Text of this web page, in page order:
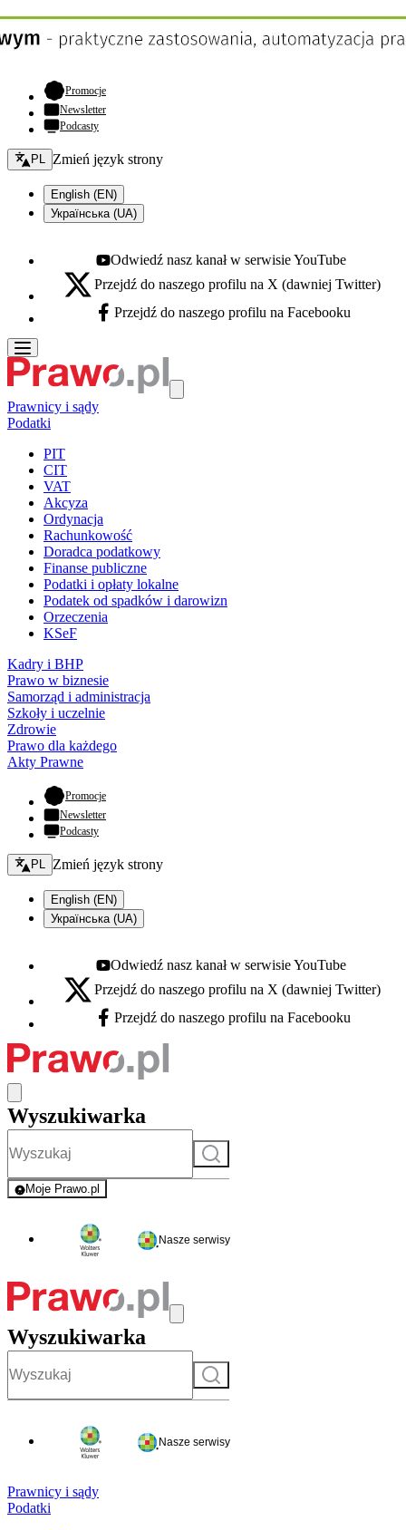
Promocje- otwiera się w nowej karcie
Newsletter
Podcasty
Zmień język - bieżący:
PL Zmień język strony
English (EN)
Українська (UA)
Youtube - otwiera się w nowej karcie
Odwiedź nasz kanał w serwisie YouTube
X - otwiera się w nowej karcie
Przejdź do naszego profilu na X (dawniej Twitter)
Facebook - otwiera się w nowej karcie
Przejdź do naszego profilu na Facebooku
Prawnicy i sądy
Podatki
PIT
CIT
VAT
Akcyza
Ordynacja
Rachunkowość
Doradca podatkowy
Finanse publiczne
Podatki i opłaty lokalne
Podatek od spadków i darowizn
Orzeczenia
KSeF
Kadry i BHP
Prawo w biznesie
Samorząd i administracja
Szkoły i uczelnie
Zdrowie
Prawo dla każdego
Akty Prawne
Promocje- otwiera się w nowej karcie
Newsletter
Podcasty
Zmień język - bieżący:
PL Zmień język strony
English (EN)
Українська (UA)
Youtube - otwiera się w nowej karcie
Odwiedź nasz kanał w serwisie YouTube
X - otwiera się w nowej karcie
Przejdź do naszego profilu na X (dawniej Twitter)
Facebook - otwiera się w nowej karcie
Przejdź do naszego profilu na Facebooku
Wyszukiwarka
Szukaj
Moje Prawo.pl
- rejestracja i logowanie do serwisu
Nasze serwisy
Wyszukiwarka
Szukaj
Nasze serwisy
Prawnicy i sądy
Podatki